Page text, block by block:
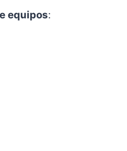
equipos: